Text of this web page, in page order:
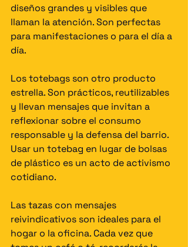
diseños grandes y visibles que
llaman la atención. Son perfectas
para manifestaciones o para el día a
día.
Los totebags son otro producto
estrella. Son prácticos, reutilizables
y llevan mensajes que invitan a
reflexionar sobre el consumo
responsable y la defensa del barrio.
Usar un totebag en lugar de bolsas
de plástico es un acto de activismo
cotidiano.
Las tazas con mensajes
reivindicativos son ideales para el
hogar o la oficina. Cada vez que